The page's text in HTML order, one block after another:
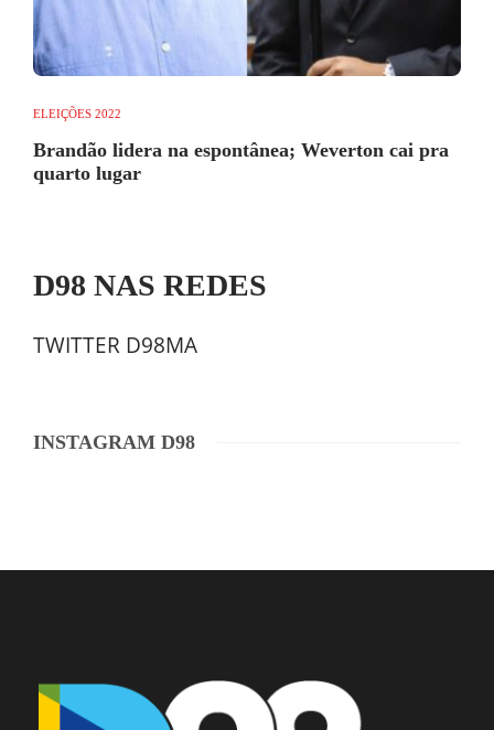
ELEIÇÕES 2022
Brandão lidera na espontânea; Weverton cai pra
quarto lugar
D98 NAS REDES
TWITTER D98MA
INSTAGRAM D98